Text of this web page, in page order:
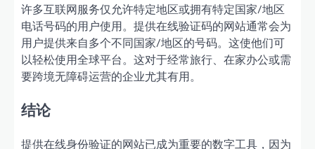
许多互联网服务仅允许特定地区或拥有特定国家/地区
电话号码的用户使用。提供在线验证码的网站通常会为
用户提供来自多个不同国家/地区的号码。这使他们可
以轻松使用全球平台。这对于经常旅行、在家办公或需
要跨境无障碍运营的企业尤其有用。
结论
提供在线身份验证的网站已成为重要的数字工具，因为